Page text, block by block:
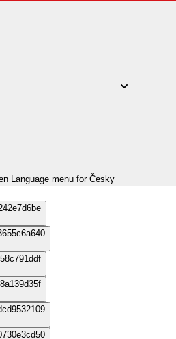
Language menu forČesky